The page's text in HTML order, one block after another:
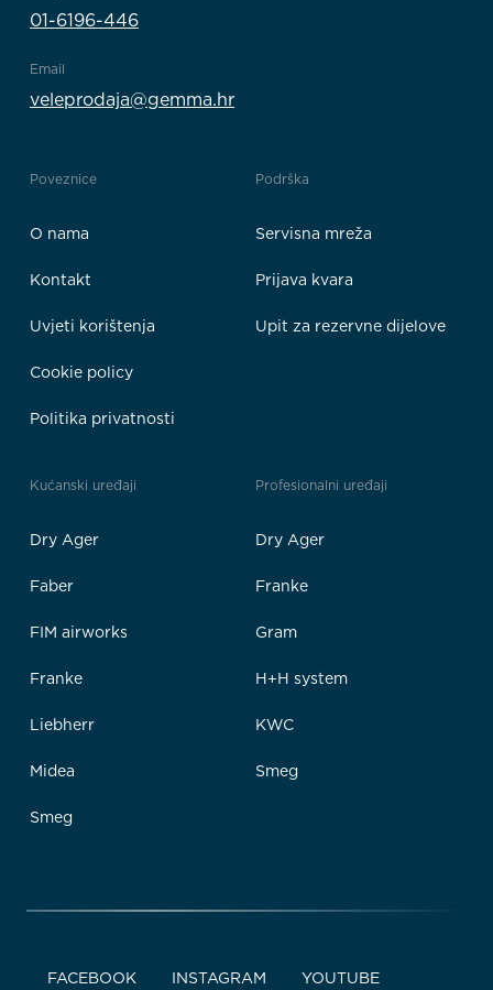
01-6196-446
Email
veleprodaja@gemma.hr
Poveznice
O nama
Kontakt
Uvjeti korištenja
Cookie policy
Politika privatnosti
Podrška
Servisna mreža
Prijava kvara
Upit za rezervne dijelove
Kućanski uređaji
Dry Ager
Faber
FIM airworks
Franke
Liebherr
Midea
Smeg
Profesionalni uređaji
Dry Ager
Franke
Gram
H+H system
KWC
Smeg
FACEBOOK INSTAGRAM YOUTUBE